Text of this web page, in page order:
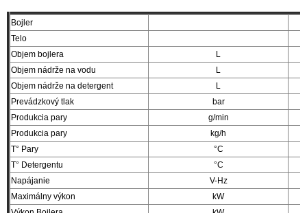
Bojler
Telo
Objem bojlera
L
Objem nádrže na vodu
L
Objem nádrže na detergent
L
Prevádzkový tlak
bar
Produkcia pary
g/min
Produkcia pary
kg/h
T° Pary
°C
T° Detergentu
°C
Napájanie
V-Hz
Maximálny výkon
kW